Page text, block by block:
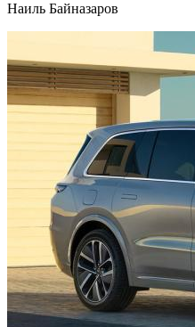
Наиль Байназаров